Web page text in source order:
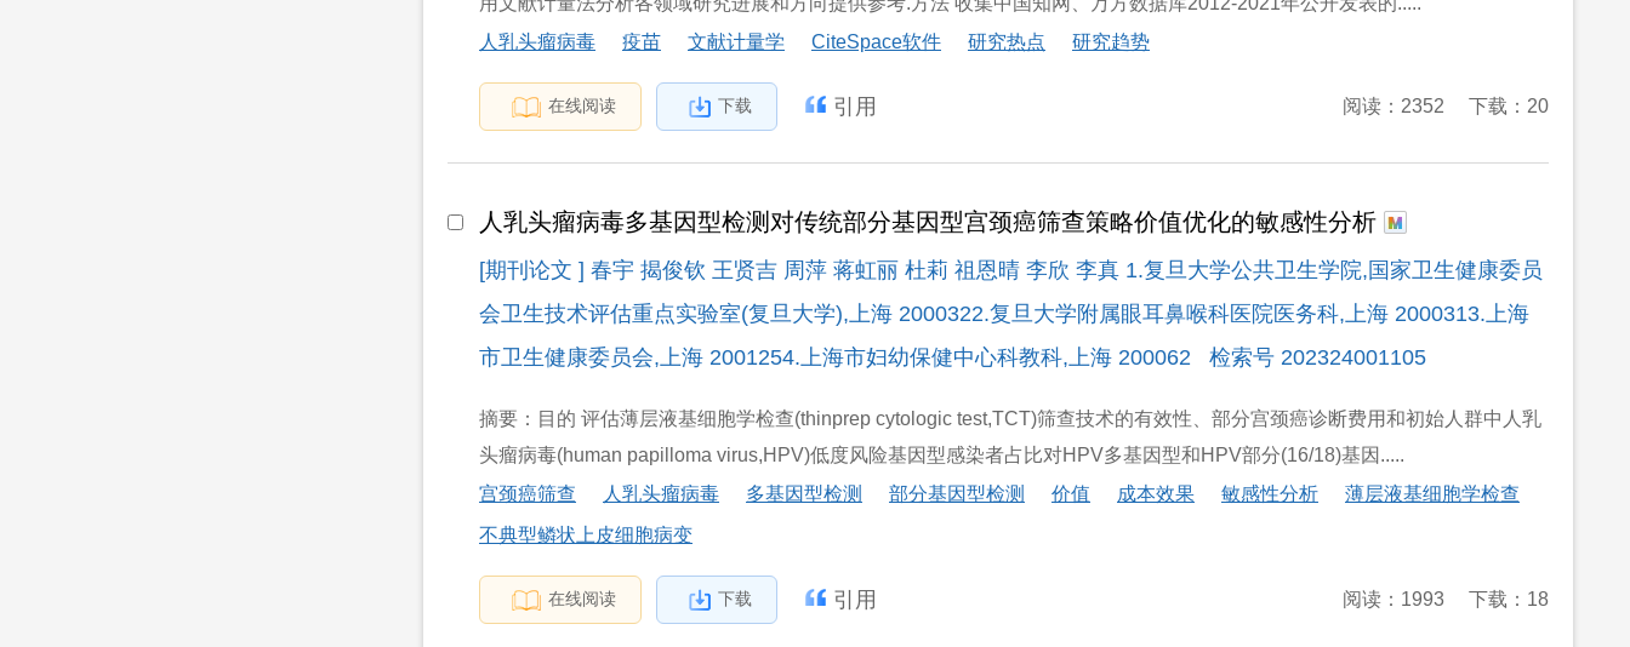
人乳头瘤病毒
疫苗 文献计量学 CiteSpace软件 研究热点 研究趋势
在线阅读 下载 引用 阅读：2352 下载：20
人乳头瘤病毒多基因型检测对传统部分基因型宫颈癌筛查策略价值优化的敏感性分析
[期刊论文 ] 春宇 揭俊钦 王贤吉 周萍 蒋虹丽 杜莉 祖恩晴 李欣 李真 1.复旦大学公共卫生学院,国家卫生健康委员
会卫生技术评估重点实验室(复旦大学),上海 2000322.复旦大学附属眼耳鼻喉科医院医务科,上海 2000313.上海
市卫生健康委员会,上海 2001254.上海市妇幼保健中心科教科,上海 200062 检索号 202324001105
摘要：目的 评估薄层液基细胞学检查(thinprep cytologic test,TCT)筛查技术的有效性、部分宫颈癌诊断费用和初始人群中人乳
头瘤病毒(human papilloma virus,HPV)低度风险基因型感染者占比对HPV多基因型和HPV部分(16/18)基因.....
宫颈癌筛查
人乳头瘤病毒 多基因型检测 部分基因型检测 价值 成本效果 敏感性分析
薄层液基细胞学检查
不典型鳞状上皮细胞病变
在线阅读 下载 引用 阅读：1993 下载：18